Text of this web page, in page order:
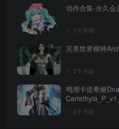
动作合集-永久会
1个月前
完美世界柳神
2个月前
鸣潮卡提希娅
2个月前